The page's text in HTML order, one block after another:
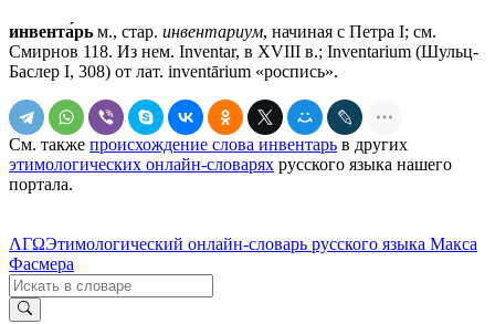
инвента́рь м., стар. инвентариум, начиная с Петра I; см.
Смирнов 118. Из нем. Inventar, в XVIII в.; Inventarium (Шульц-
Баслер I, 308) от лат. inventārium «роспись».
См. также происхождение слова инвентарь в других
этимологических онлайн-словарях русского языка нашего
портала.
ΛΓΩЭтимологический онлайн-словарь русского языка Макса
Фасмера